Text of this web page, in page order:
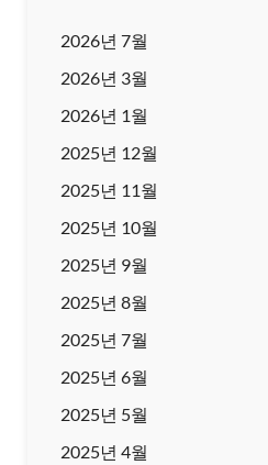
2026년 7월
2026년 3월
2026년 1월
2025년 12월
2025년 11월
2025년 10월
2025년 9월
2025년 8월
2025년 7월
2025년 6월
2025년 5월
2025년 4월